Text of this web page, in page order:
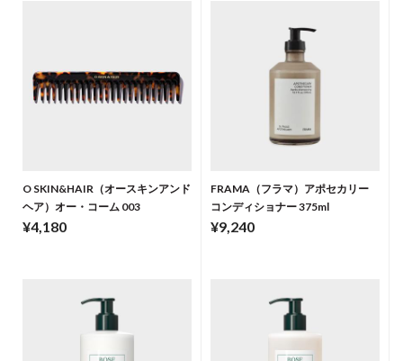
O SKIN&HAIR（オースキンアンド
ヘア）オー・コーム 003
¥4,180
FRAMA（フラマ）アポセカリー
コンディショナー 375ml
¥9,240